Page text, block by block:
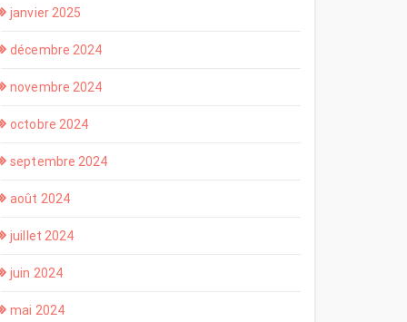
janvier 2025
décembre 2024
novembre 2024
octobre 2024
septembre 2024
août 2024
juillet 2024
juin 2024
mai 2024